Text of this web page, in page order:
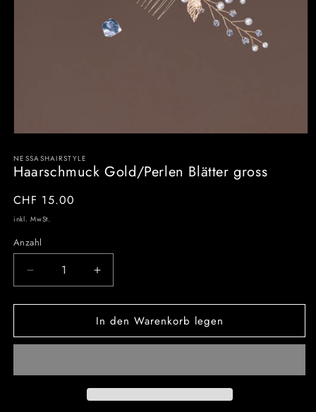
NESSASHAIRSTYLE
Haarschmuck Gold/Perlen Blätter gross
Normaler
Preis
CHF 15.00
inkl. MwSt.
Anzahl
Verringere
die
Menge
Haarschmuck
gross
Erhöhe
die
Menge
für
Haarschmuck
gross
In den Warenkorb legen